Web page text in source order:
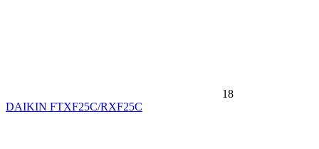
18
DAIKIN FTXF25C/RXF25C